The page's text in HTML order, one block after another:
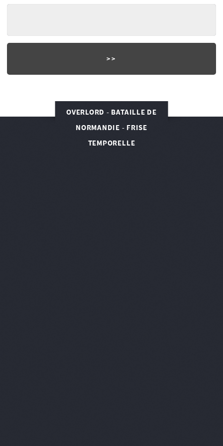
OVERLORD - BATAILLE DE
NORMANDIE - FRISE
TEMPORELLE